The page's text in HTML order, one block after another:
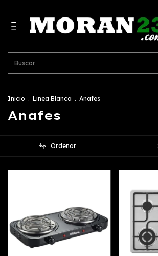
Inicio . Linea Blanca . Anafes
Anafes
Ordenar